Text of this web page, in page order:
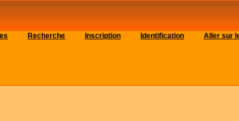
Recherche Inscription Identification Aller sur